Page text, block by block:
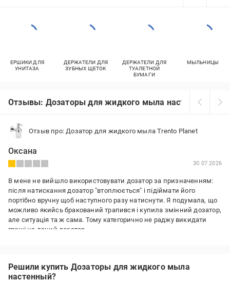
ЕРШИКИ ДЛЯ
УНИТАЗА
ДЕРЖАТЕЛИ ДЛЯ
ЗУБНЫХ ЩЕТОК
ДЕРЖАТЕЛИ ДЛЯ
ТУАЛЕТНОЙ
БУМАГИ
МЫЛЬНИЦЫ
Отзывы: Дозаторы для жидкого мыла настенный
Отзыв про: Дозатор для жидкого мыла Trento Planet
Оксана
30.07.2026
В мене не вийшло використовувати дозатор за призначенням:
після натискання дозатор "втоплюється" і підіймати його
портібно вручну щоб наступного разу натиснути. Я подумала, що
можливо якийсь бракований трапився і купила змінний дозатор,
але ситуація та ж сама. Тому категорично не раджу викидати
гроші на даний дозатор.
Недостатки:
Решили купить Дозаторы для жидкого мыла
настенный?